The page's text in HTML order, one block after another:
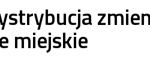
miejskie